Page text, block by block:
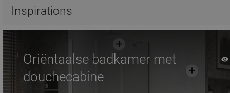
Vergelijk
Inspirations
Oriëntaalse badkamer met
douchecabine